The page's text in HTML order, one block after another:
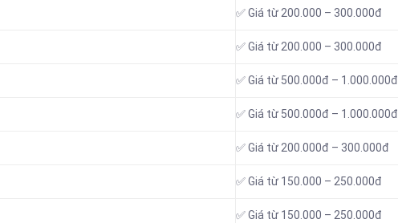
✅ Giá từ 200.000 – 300.000đ
✅ Giá từ 200.000 – 300.000đ
✅ Giá từ 500.000đ – 1.000.000đ
✅ Giá từ 500.000đ – 1.000.000đ
✅ Giá từ 200.000đ – 300.000đ
✅ Giá từ 150.000 – 250.000đ
✅ Giá từ 150.000 – 250.000đ